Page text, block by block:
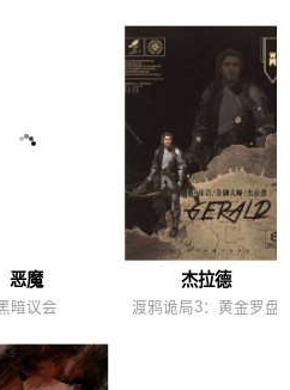
恶魔
暗议会
杰拉德
渡鸦诡局3：黄金罗盘